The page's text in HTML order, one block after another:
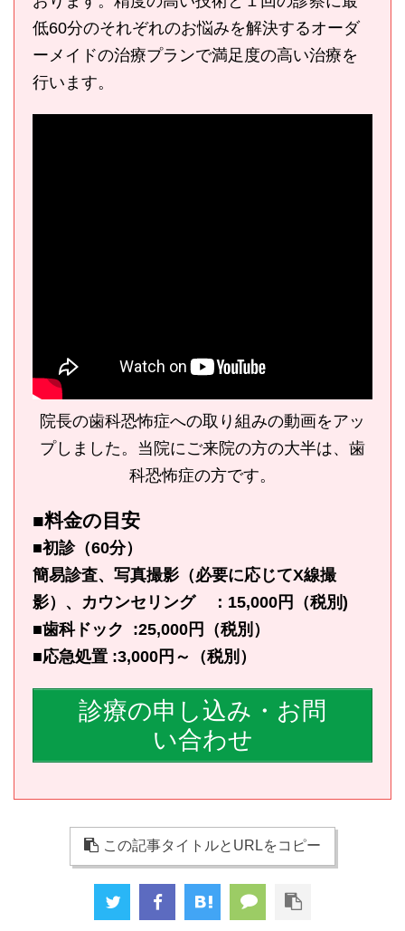
低60分のそれぞれのお悩みを解決するオーダ
ーメイドの治療プランで満足度の高い治療を
行います。
院長の歯科恐怖症への取り組みの動画をアッ
プしました。当院にご来院の方の大半は、歯
科恐怖症の方です。
■料金の目安
■初診（60分）
簡易診査、写真撮影（必要に応じてX線撮
影）、カウンセリング ：15,000円（税別)
■歯科ドック :25,000円（税別）
■応急処置 :3,000円～（税別）
診療の申し込み・お問
い合わせ
この記事タイトルとURLをコピー